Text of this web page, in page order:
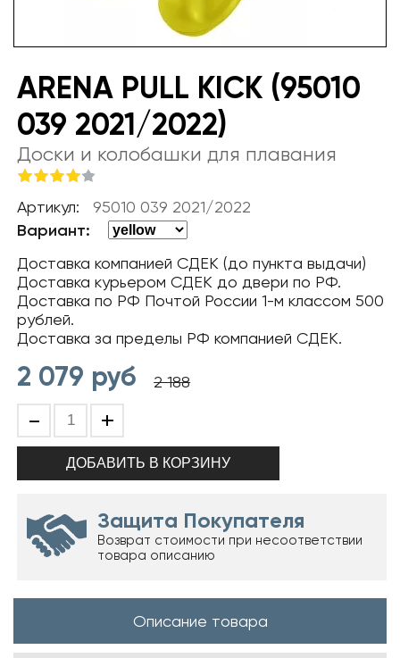
ARENA PULL KICK (95010
039 2021/2022)
Доски и колобашки для плавания
Артикул: 95010 039 2021/2022
Вариант:
Доставка компанией СДЕК (до пункта выдачи)
Доставка курьером СДЕК до двери по РФ.
Доставка по РФ Почтой России 1-м классом 500
рублей.
Доставка за пределы РФ компанией СДЕК.
2 079 руб 2 188
- +
Защита Покупателя
Возврат стоимости при несоответствии
товара описанию
Описание товара